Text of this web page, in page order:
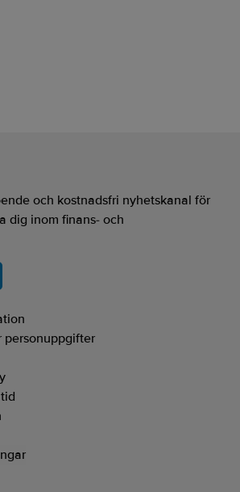
och kostnadsfri nyhetskanal för
dig inom finans- och
personuppgifter